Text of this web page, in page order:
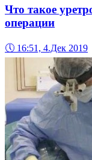
Что такое
операции
🕔 16:51, 4.Дек 2019